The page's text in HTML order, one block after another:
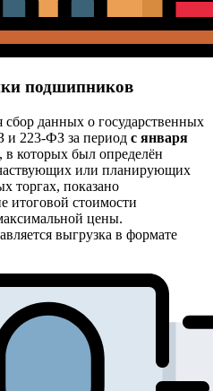
подшипников
данных о государственных
и 223-ФЗ за период с января
, в которых был определён
или планирующих
торгах, показано
итоговой стоимости
цены.
выгрузка в формате